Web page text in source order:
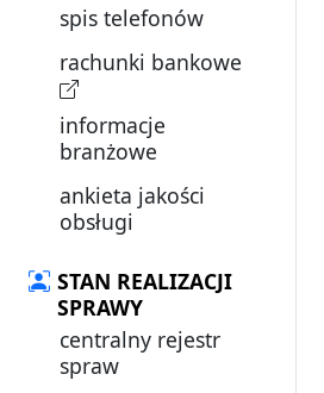
spis telefonów
rachunki bankowe
informacje
branżowe
ankieta jakości
obsługi
STAN REALIZACJI
SPRAWY
centralny rejestr
spraw